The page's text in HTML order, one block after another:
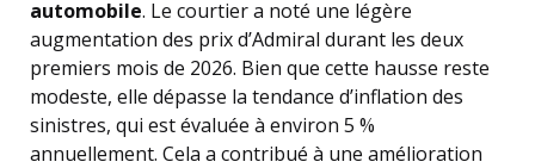
automobile. Le courtier a noté une légère
augmentation des prix d’Admiral durant les deux
premiers mois de 2026. Bien que cette hausse reste
modeste, elle dépasse la tendance d’inflation des
sinistres, qui est évaluée à environ 5 %
annuellement. Cela a contribué à une amélioration